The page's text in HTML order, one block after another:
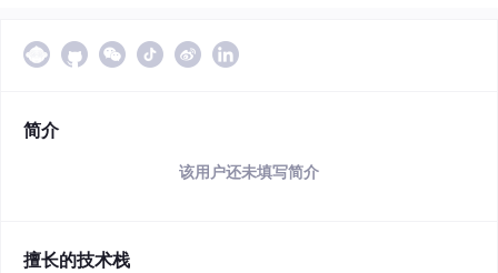
简介
该用户还未填写简介
擅长的技术栈